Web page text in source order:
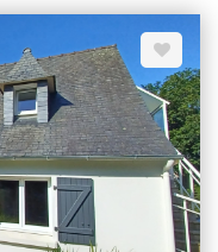
aménagée et
offrant un confort de vie
WC. Maison
prévoir. À visiter